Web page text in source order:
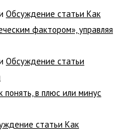
Обсуждение статьи Как
фактором», управляя
Обсуждение статьи
понять, в плюс или минус
статьи Как